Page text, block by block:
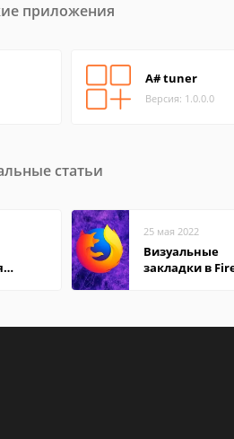
приложения
A# tuner
Версия: 1.0.0.0
статьи
25 мая 2022
Визуальные
закладки в